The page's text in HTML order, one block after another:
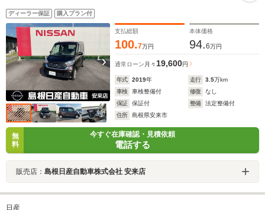
ディーラー保証 購入プラン付
支払総額
100.7万円
本体価格
94.6万円
通常ローン 月々19,600円
年式 2019年 走行 3.5万km
車検
車検整備付 修復
なし
保証
保証付 整備
法定整備付
住所
島根県安来市
無
料
今すぐ在庫確認・見積依頼
電話する
販売店： 島根日産自動車株式会社 安来店
日産